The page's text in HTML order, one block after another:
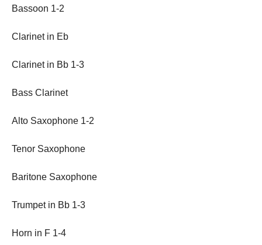
Bassoon 1-2
Clarinet in Eb
Clarinet in Bb 1-3
Bass Clarinet
Alto Saxophone 1-2
Tenor Saxophone
Baritone Saxophone
Trumpet in Bb 1-3
Horn in F 1-4